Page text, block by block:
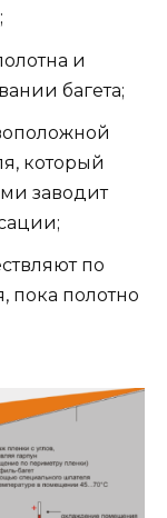
и
багета;
который
заводит
по
пока полотно